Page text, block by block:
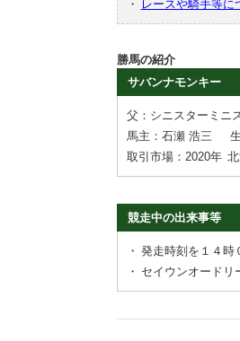
・
レースや騎手等に
勝馬の紹介
サバンナモンキー
父：シニスターミニ
馬主：石瀬 浩三
取引市場：2020年
競走中の出来事等
・ 発走時刻を１４時
・ セイウンオードリ